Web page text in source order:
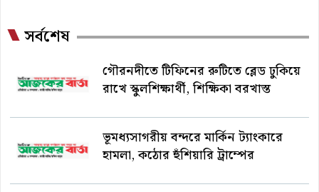
সর্বশেষ
গৌরনদীতে টিফিনের রুটিতে ব্লেড ঢুকিয়ে
রাখে স্কুলশিক্ষার্থী, শিক্ষিকা বরখাস্ত
ভূমধ্যসাগরীয় বন্দরে মার্কিন ট্যাংকারে
হামলা, কঠোর হুঁশিয়ারি ট্রাম্পের